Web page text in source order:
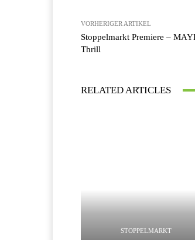
VORHERIGER ARTIKEL
Stoppelmarkt Premiere –
Thrill
RELATED ARTICLES
STOPPELMARKT